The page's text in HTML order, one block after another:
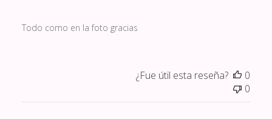
Todo como en la foto gracias
¿Fue útil esta reseña?
0
0